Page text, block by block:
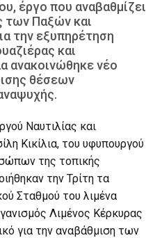
έργο που αναβαθμίζει
των Παξών και
την εξυπηρέτηση
και
ανακοινώθηκε νέο
θέσεων
Ναυτιλίας και
Κικίλια, του υφυπουργού
της τοπικής
την Τρίτη τα
Σταθμού του λιμένα
Λιμένος Κέρκυρας
για την αναβάθμιση των